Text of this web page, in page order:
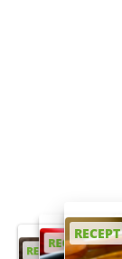
RECEPT
RECEPT
RECEPT